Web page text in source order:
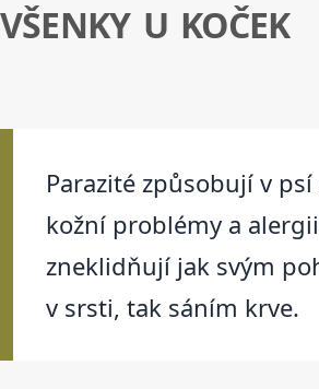
VŠENKY U KOČEK
Parazité způsobují v
kožní problémy a
zneklidňují jak svým
v srsti, tak sáním krve.